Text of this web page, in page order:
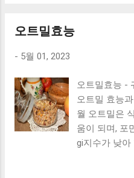
하는 것이 좋
이어트 한약
명다이어트
를 동시에! 맺
이것을 선택
스테롤 수치
용으로 인해
해야 하는 영
혈증 증상 개
양제 고지혈
은 영양제 고
양제 리뷰 맺
꼭 복용해야
으로, 심장병
오트밀효능
- 5월 01, 2023
오트밀효능 -
오트밀 효능
월 오트밀은
움이 되며, 포
gi지수가 낮아
려져 있습니